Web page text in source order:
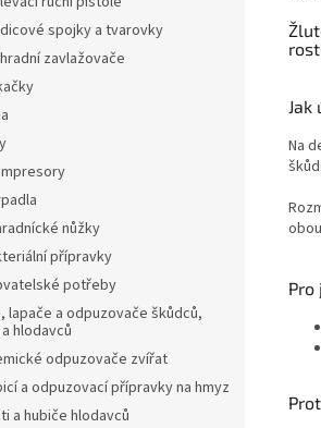
spojky a tvarovky
zavlažovače
nůžky
přípravky
potřeby
lapače a odpuzovače škůdců,
hlodavců
odpuzovače zvířat
a odpuzovací přípravky na hmyz
a hubiče hlodavců
Jak
Na
Pro